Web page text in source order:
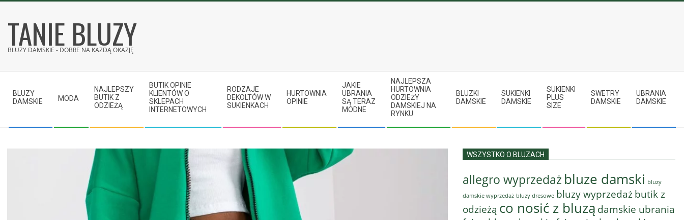
content
TANIE BLUZY
BLUZY DAMSKIE - DOBRE NA KAŻDĄ OKAZJĘ
Navigation
Menu
BLUZY
DAMSKIE
MODA
NAJLEPSZY
BUTIK Z
ODZIEŻĄ
BUTIK OPINIE
KLIENTÓW O
SKLEPACH
INTERNETOWYCH
RODZAJE
DEKOLTÓW W
SUKIENKACH
HURTOWNIA
OPINIE
JAKIE
UBRANIA
SĄ TERAZ
MODNE
NAJLEPSZA
HURTOWNIA
ODZIEŻY
DAMSKIEJ NA
RYNKU
BLUZKI
DAMSKIE
SUKIENKI
DAMSKIE
SUKIENKI
PLUS
SIZE
SWETRY
DAMSKIE
UBRANIA
DAMSKIE
WSZYSTKO O BLUZACH
allegro wyprzedaż bluze damski bluzy
damskie wyprzedaż bluzy dresowe bluzy wyprzedaż butik z
odzieżą co nosić z bluzą damskie ubrania